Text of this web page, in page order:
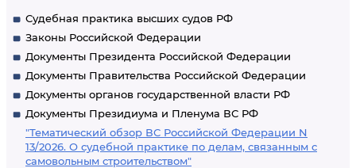
Судебная практика высших судов РФ
Законы Российской Федерации
Документы Президента Российской Федерации
Документы Правительства Российской Федерации
Документы органов государственной власти РФ
Документы Президиума и Пленума ВС РФ
"Тематический обзор ВС Российской Федерации N
13/2026. О судебной практике по делам, связанным с
самовольным строительством"